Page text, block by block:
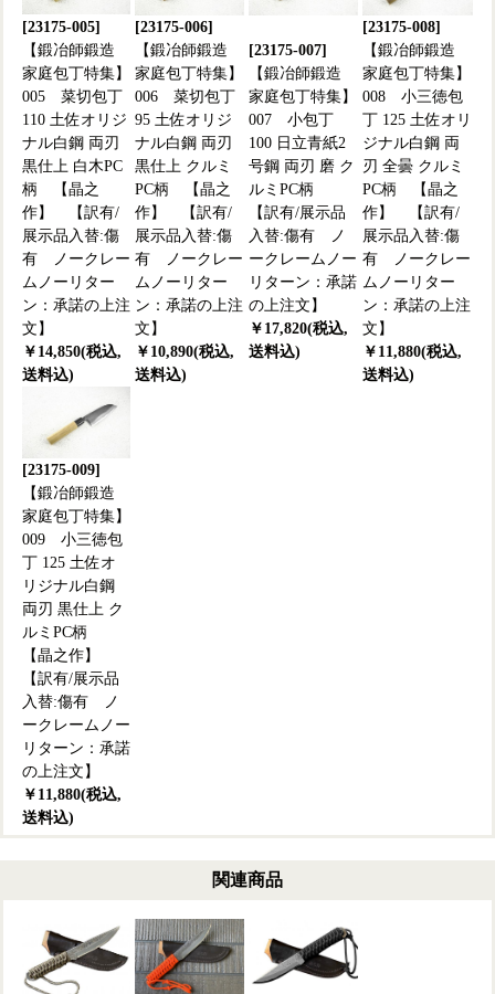
[23175-005]
【鍛冶師鍛造
家庭包丁特集】
005 菜切包丁
110 土佐オリジ
ナル白鋼 両刃
黒仕上 白木PC
柄 【晶之
作】 【訳有/
展示品入替:傷
有 ノークレー
ムノーリター
ン：承諾の上注
文】
￥14,850(税込,
送料込)
[23175-006]
【鍛冶師鍛造
家庭包丁特集】
006 菜切包丁
95 土佐オリジ
ナル白鋼 両刃
黒仕上 クルミ
PC柄 【晶之
作】 【訳有/
展示品入替:傷
有 ノークレー
ムノーリター
ン：承諾の上注
文】
￥10,890(税込,
送料込)
[23175-007]
【鍛冶師鍛造
家庭包丁特集】
007 小包丁
100 日立青紙2
号鋼 両刃 磨 ク
ルミPC柄
【訳有/展示品
入替:傷有 ノ
ークレームノー
リターン：承諾
の上注文】
￥17,820(税込,
送料込)
[23175-008]
【鍛冶師鍛造
家庭包丁特集】
008 小三徳包
丁 125 土佐オリ
ジナル白鋼 両
刃 全曇 クルミ
PC柄 【晶之
作】 【訳有/
展示品入替:傷
有 ノークレー
ムノーリター
ン：承諾の上注
文】
￥11,880(税込,
送料込)
[23175-009]
【鍛冶師鍛造
家庭包丁特集】
009 小三徳包
丁 125 土佐オ
リジナル白鋼
両刃 黒仕上 ク
ルミPC柄
【晶之作】
【訳有/展示品
入替:傷有 ノ
ークレームノー
リターン：承諾
の上注文】
￥11,880(税込,
送料込)
関連商品